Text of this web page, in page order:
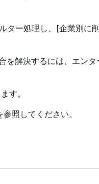
ター処理し、[企業別に
を解決するには、エンタ
す。
参照してください。